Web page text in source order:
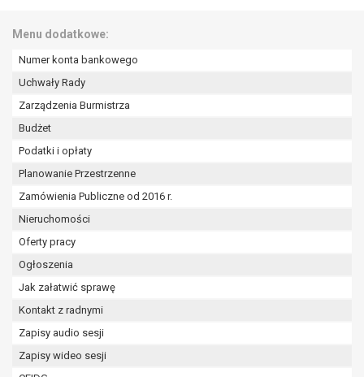
Menu dodatkowe:
Numer konta bankowego
Uchwały Rady
Zarządzenia Burmistrza
Budżet
Podatki i opłaty
Planowanie Przestrzenne
Zamówienia Publiczne od 2016 r.
Nieruchomości
Oferty pracy
Ogłoszenia
Jak załatwić sprawę
Kontakt z radnymi
Zapisy audio sesji
Zapisy wideo sesji
powierzonej administratorowi bądź
Z przyczyn związanych z Pani/Pana
sprzeciwu, administrator nie może już
wolności osoby, której dane dotyczą, lub
podstaw do ustalenia, dochodzenia lub
obrony roszczeń.